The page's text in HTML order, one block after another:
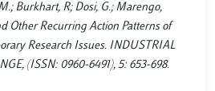
Burkhart, R; Dosi, G.; Marengo,
Other Recurring Action Patterns of
Research Issues. INDUSTRIAL
(ISSN: 0960-6491), 5: 653-698.